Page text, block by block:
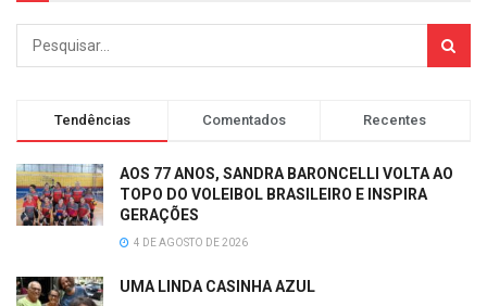
Tendências Comentados Recentes
AOS 77 ANOS, SANDRA BARONCELLI VOLTA AO
TOPO DO VOLEIBOL BRASILEIRO E INSPIRA
GERAÇÕES
4 DE AGOSTO DE 2026
UMA LINDA CASINHA AZUL